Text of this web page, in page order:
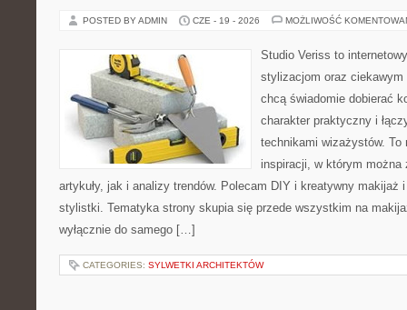
POSTED BY ADMIN CZE - 19 - 2026 MOŻLIWOŚĆ
Studio Veriss to
stylizacjom oraz ciekawym
chcą świadomie dobierać
charakter praktyczny i
technikami wizażystów. To
inspiracji, w którym
artykuły, jak i analizy trendów. Polecam DIY i kreatywny makijaż
stylistki. Tematyka strony skupia się przede wszystkim na
wyłącznie do samego […]
CATEGORIES: SYLWETKI ARCHITEKTÓW